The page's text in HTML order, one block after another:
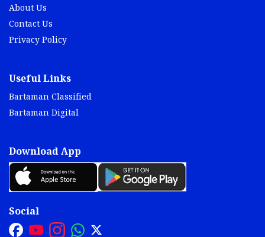
About Us
Contact Us
Privacy Policy
Useful Links
Bartaman Classified
Bartaman Digital
Download App
Social